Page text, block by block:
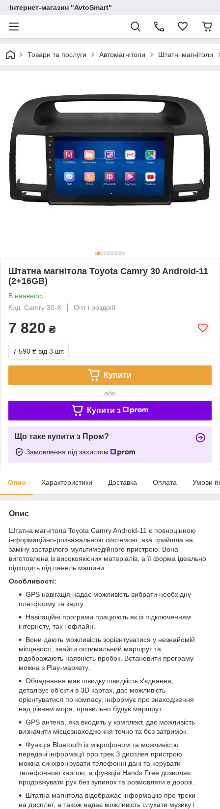
Інтернет-магазин "AvtoSmart"
Товари та послуги Автомагнітоли Штатні магнітоли
Штатна магнітола Toyota Camry 30 Android-11
(2+16GB)
В наявності
Код: Camry 30-X
Опт і роздріб
7 820 ₴
7 590 ₴ від 3 шт.
Купити
або
Купити з
Що таке купити з Пром?
Замовлення під захистом
Опис Характеристики Доставка Оплата Умови
Опис
Штатна магнітола Toyota Camry Android-11 є повноцінною
інформаційно-розважальною системою, яка прийшла на
заміну застарілого мультимедійного пристрою. Вона
виготовлена ​​із високоякісних матеріалів, а її форма ідеально
підходить під панель машини.
Особливості:
GPS навігація надає можливість вибрати необхідну
платформу та карту
Навігаційні програми працюють як із підключенням
інтернету, так і офлайн.
Вони дають можливість зорієнтуватися у незнайомій
місцевості, знайти оптимальний маршрут та
відображають наявність пробок. Встановити програму
можна з Play-маркету.
Обладнання має швидку швидкість з'єднання,
деталізує об'єкти в 3D картах, дає можливість
орієнтуватися по компасу, інформує про знаходження
над рівнем моря, правильно будує маршрут.
GPS антена, яка входить у комплект, дає можливість
визначити місцезнаходження точно та без затримок.
Функція Bluetooth із мікрофоном та можливістю
передачі інформації про трек З дисплея пристрою
можна синхронізувати телефонні дані та керувати
телефонною книгою, а функція Hands Free дозволяє
продовжувати рух без зупинок та розмовляти в дорозі.
Штатна магнітола відображає інформацію про треки
на дисплеї, а також надає можливість слухати музику і